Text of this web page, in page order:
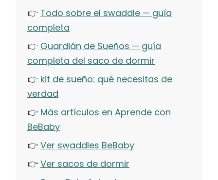
👉 Todo sobre el swaddle — guía
completa
👉 Guardián de Sueños — guía
completa del saco de dormir
👉 kit de sueño: qué necesitas de
verdad
👉 Más artículos en Aprende con
BeBaby
👉 Ver swaddles BeBaby
👉 Ver sacos de dormir